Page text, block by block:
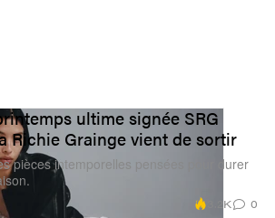
ultime signée SRG
Richie Grainge vient de sortir
pièces intemporelles pensées pour durer
3.2K 0